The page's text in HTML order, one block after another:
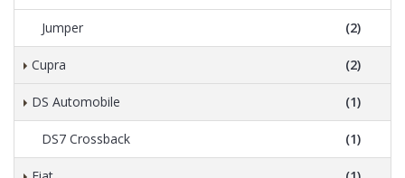
Jumper (2)
Cupra (2)
DS Automobile (1)
DS7 Crossback (1)